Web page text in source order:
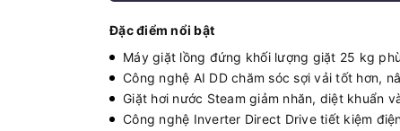
Đặc điểm nổi bật
Máy giặt lồng đứng khối lượng giặt 25 kg
Công nghệ AI DD chăm sóc sợi vải tốt hơn,
Giặt hơi nước Steam giảm nhăn, diệt khuẩn
Công nghệ Inverter Direct Drive tiết kiệm